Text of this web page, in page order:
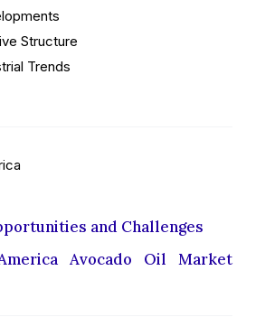
Structure
Trends
and Challenges
Avocado Oil Market